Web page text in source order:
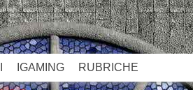
IGAMING RUBRICHE